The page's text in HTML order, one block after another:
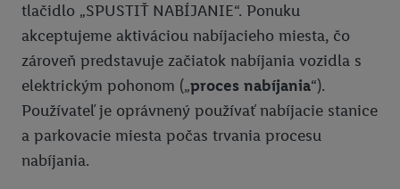
tlačidlo „SPUSTIŤ NABÍJANIE“. Ponuku
akceptujeme aktiváciou nabíjacieho miesta, čo
zároveň predstavuje začiatok nabíjania vozidla s
elektrickým pohonom („proces nabíjania“).
Používateľ je oprávnený používať nabíjacie stanice
a parkovacie miesta počas trvania procesu
nabíjania.